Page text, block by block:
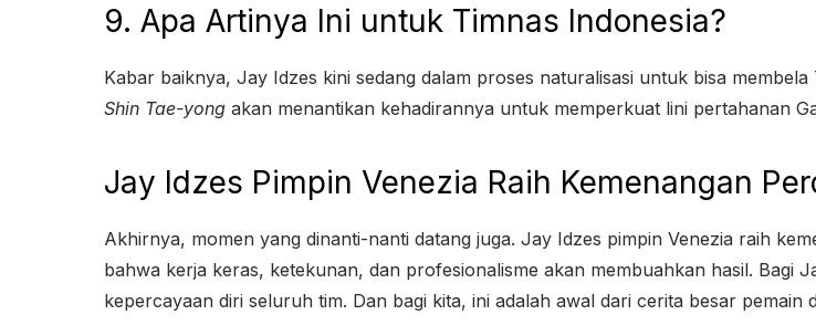
9. Apa Artinya Ini untuk Timnas Indonesia?
Kabar baiknya, Jay Idzes kini sedang dalam proses naturalisasi untuk bisa
Shin Tae-yong akan menantikan kehadirannya untuk memperkuat lini pertahanan
Jay Idzes Pimpin Venezia Raih Kemenangan
Akhirnya, momen yang dinanti-nanti datang juga. Jay Idzes pimpin Venezia raih
bahwa kerja keras, ketekunan, dan profesionalisme akan membuahkan hasil. Bagi
kepercayaan diri seluruh tim. Dan bagi kita, ini adalah awal dari cerita besar